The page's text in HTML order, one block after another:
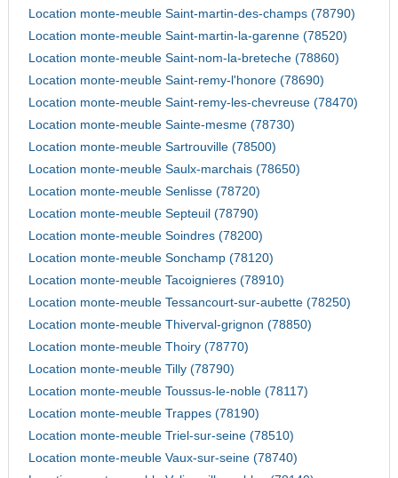
Location monte-meuble Saint-martin-des-champs (78790)
Location monte-meuble Saint-martin-la-garenne (78520)
Location monte-meuble Saint-nom-la-breteche (78860)
Location monte-meuble Saint-remy-l'honore (78690)
Location monte-meuble Saint-remy-les-chevreuse (78470)
Location monte-meuble Sainte-mesme (78730)
Location monte-meuble Sartrouville (78500)
Location monte-meuble Saulx-marchais (78650)
Location monte-meuble Senlisse (78720)
Location monte-meuble Septeuil (78790)
Location monte-meuble Soindres (78200)
Location monte-meuble Sonchamp (78120)
Location monte-meuble Tacoignieres (78910)
Location monte-meuble Tessancourt-sur-aubette (78250)
Location monte-meuble Thiverval-grignon (78850)
Location monte-meuble Thoiry (78770)
Location monte-meuble Tilly (78790)
Location monte-meuble Toussus-le-noble (78117)
Location monte-meuble Trappes (78190)
Location monte-meuble Triel-sur-seine (78510)
Location monte-meuble Vaux-sur-seine (78740)